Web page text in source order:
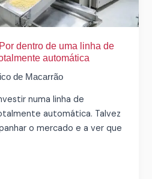
dentro de uma linha de
automática
de Macarrão
numa linha de
automática. Talvez
o mercado e a ver que